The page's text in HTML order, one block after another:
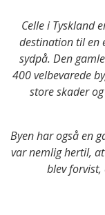
Celle i Tyskland
destination til en
sydpå. Den
400 velbevarede
store skader
Byen har også en
var nemlig hertil,
blev